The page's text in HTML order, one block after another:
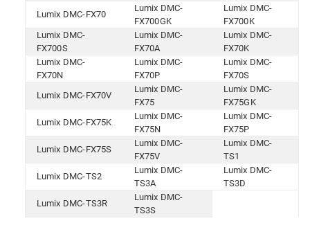
Lumix DMC-FX70
Lumix DMC-
FX700GK
Lumix DMC-
FX700K
Lumix DMC-
FX700S
Lumix DMC-
FX70A
Lumix DMC-
FX70K
Lumix DMC-
FX70N
Lumix DMC-
FX70P
Lumix DMC-
FX70S
Lumix DMC-FX70V
Lumix DMC-
FX75
Lumix DMC-
FX75GK
Lumix DMC-FX75K
Lumix DMC-
FX75N
Lumix DMC-
FX75P
Lumix DMC-FX75S
Lumix DMC-
FX75V
Lumix DMC-
TS1
Lumix DMC-TS2
Lumix DMC-
TS3A
Lumix DMC-
TS3D
Lumix DMC-TS3R
Lumix DMC-
TS3S